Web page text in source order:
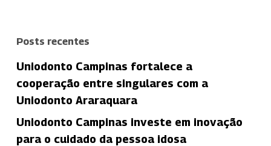
Posts recentes
Uniodonto Campinas fortalece a
cooperação entre singulares com a
Uniodonto Araraquara
Uniodonto Campinas investe em inovação
para o cuidado da pessoa idosa